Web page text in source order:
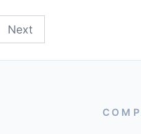
Next18
19
20
21
22
23
24
25
26
27
28
29
30
31
32
33
34
35
36
37
38
39
40
41
42
43
44
45
46
47
48
49
50
51
52
53
54
55
56
57
58
59
60
61
62
63
64
65
66
67
68
69
70